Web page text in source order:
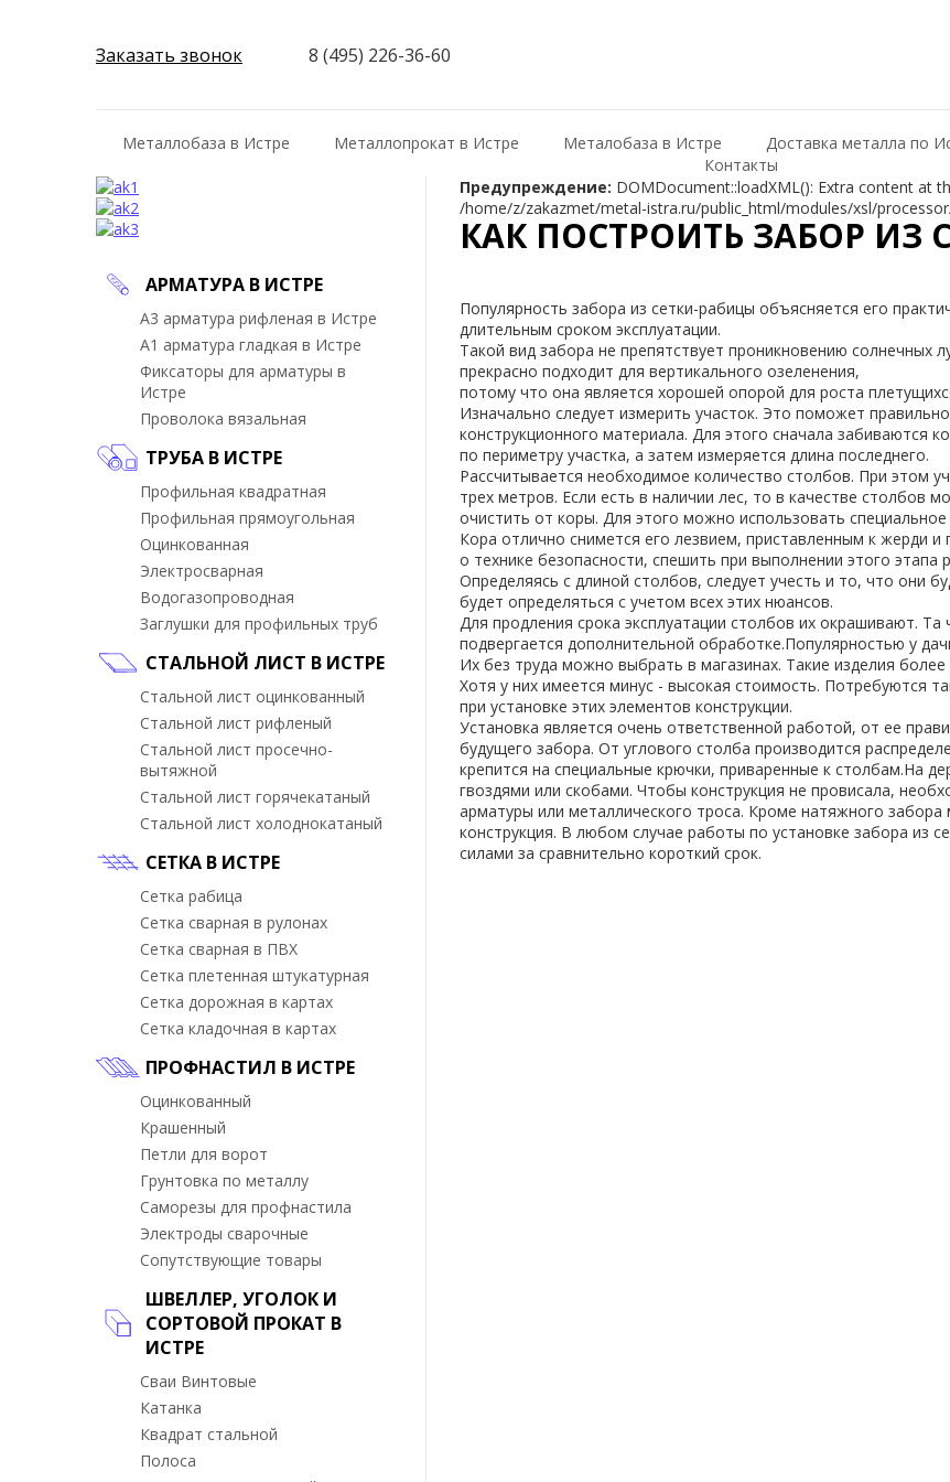
Предупреждение: DOMDocument::loadXML(): Extra content at
/home/z/zakazmet/metal-istra.ru/public_html/modules/xsl/
КАК ПОСТРОИТЬ ЗАБОР ИЗ
Популярность забора из сетки-рабицы объясняется его
длительным сроком эксплуатации.
Такой вид забора не препятствует проникновению солнечных
прекрасно подходит для вертикального озеленения,
потому что она является хорошей опорой для роста
Изначально следует измерить участок. Это поможет правильно
конструкционного материала. Для этого сначала забиваются
по периметру участка, а затем измеряется длина последнего.
Рассчитывается необходимое количество столбов. При этом
трех метров. Если есть в наличии лес, то в качестве столбов
очистить от коры. Для этого можно использовать специальное
Кора отлично снимется его лезвием, приставленным к жерди и
о технике безопасности, спешить при выполнении этого этапа
Определяясь с длиной столбов, следует учесть и то, что они
будет определяться с учетом всех этих нюансов.
Для продления срока эксплуатации столбов их окрашивают. Та
подвергается дополнительной обработке.Популярностью у
Их без труда можно выбрать в магазинах. Такие изделия более
Хотя у них имеется минус - высокая стоимость. Потребуются
при установке этих элементов конструкции.
Установка является очень ответственной работой, от ее
будущего забора. От углового столба производится
крепится на специальные крючки, приваренные к столбам.На
гвоздями или скобами. Чтобы конструкция не провисала,
арматуры или металлического троса. Кроме натяжного забора
конструкция. В любом случае работы по установке забора из
силами за сравнительно короткий срок.
АРМАТУРА В ИСТРЕ
А3 арматура рифленая в Истре
А1 арматура гладкая в Истре
Фиксаторы для арматуры в
Истре
Проволока вязальная
ТРУБА В ИСТРЕ
Профильная квадратная
Профильная прямоугольная
Оцинкованная
Электросварная
Водогазопроводная
Заглушки для профильных труб
СТАЛЬНОЙ ЛИСТ В ИСТРЕ
Стальной лист оцинкованный
Стальной лист рифленый
Стальной лист просечно-
вытяжной
Стальной лист горячекатаный
Стальной лист холоднокатаный
СЕТКА В ИСТРЕ
Сетка рабица
Сетка сварная в рулонах
Сетка сварная в ПВХ
Сетка плетенная штукатурная
Сетка дорожная в картах
Сетка кладочная в картах
ПРОФНАСТИЛ В ИСТРЕ
Оцинкованный
Крашенный
Петли для ворот
Грунтовка по металлу
Саморезы для профнастила
Электроды сварочные
Сопутствующие товары
ШВЕЛЛЕР, УГОЛОК И
СОРТОВОЙ ПРОКАТ В
ИСТРЕ
Сваи Винтовые
Катанка
Квадрат стальной
Полоса
Заказать звонок 8 (495) 226-36-60
Металлобаза в Истре Металлопрокат в Истре Металобаза в Истре Доставка металла по
Контакты